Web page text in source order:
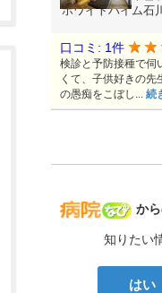
病院
か
知りたい
はい
ホワイトハイム石
口コミ: 1件
検診と予防接種で伺
くて、子供好きの
の愚痴をこぼし... 続